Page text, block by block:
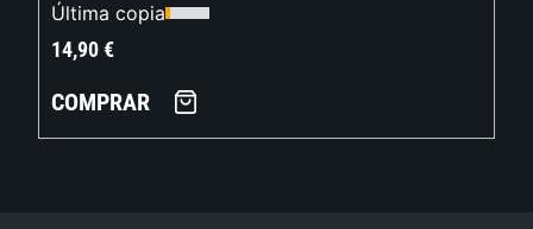
Última copia
14,90€
COMPRAR